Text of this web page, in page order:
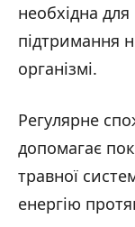
необхідна
підтримання
організмі.
Регулярне
допомагає
травної
енергію